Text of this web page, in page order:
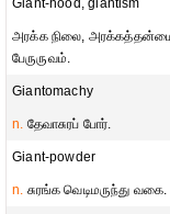
Giant-hood, giantism
அரக்க நிலை, அரக்கத்தன்மை,
பேருருவம்.
Giantomachy
n. தேவாசுரப் போர்.
Giant-powder
n. சுரங்க வெடிமருந்து வகை.